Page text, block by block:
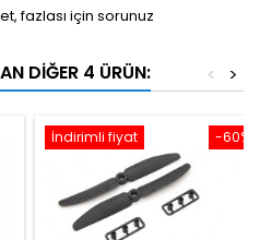
fazlası için sorunuz
DIĞER 4 ÜRÜN: >
<
-60%
İndirimli fiyat